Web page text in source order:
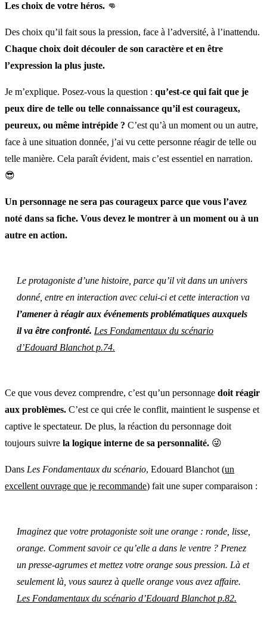
Les choix de votre héros. 👊
Des choix qu’il fait sous la pression, face à l’adversité, à l’inattendu.
Chaque choix doit découler de son caractère et en être
l’expression la plus juste.
Je m’explique. Posez-vous la question : qu’est-ce qui fait que je
peux dire de telle ou telle connaissance qu’il est courageux,
peureux, ou même intrépide ? C’est qu’à un moment ou un autre,
face à une situation donnée, j’ai vu cette personne réagir de telle ou
telle manière. Cela paraît évident, mais c’est essentiel en narration.
😎
Un personnage ne sera pas courageux parce que vous l’avez
noté dans sa fiche. Vous devez le montrer à un moment ou à un
autre en action.
Le protagoniste d’une histoire, parce qu’il vit dans un univers
donné, entre en interaction avec celui-ci et cette interaction va
l’amener à réagir aux événements problématiques auxquels
il va être confronté. Les Fondamentaux du scénario
d’Edouard Blanchot p.74.
Ce que vous devez comprendre, c’est qu’un personnage doit réagir
aux problèmes. C’est ce qui crée le conflit, maintient le suspense et
captive le spectateur. De plus, la réaction du personnage doit
toujours suivre la logique interne de sa personnalité. 😜
Dans Les Fondamentaux du scénario, Edouard Blanchot (un
excellent ouvrage que je recommande) fait une super comparaison :
Imaginez que votre protagoniste soit une orange : ronde, lisse,
orange. Comment savoir ce qu’elle a dans le ventre ? Prenez
un presse-agrumes et mettez votre orange sous pression. Là et
seulement là, vous saurez à quelle orange vous avez affaire.
Les Fondamentaux du scénario d’Edouard Blanchot p.82.